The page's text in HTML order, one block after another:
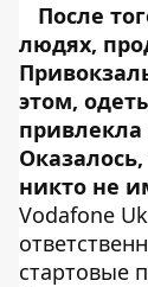
После
людях,
этом,
привлекла
никто не
Vodafone
стартовые